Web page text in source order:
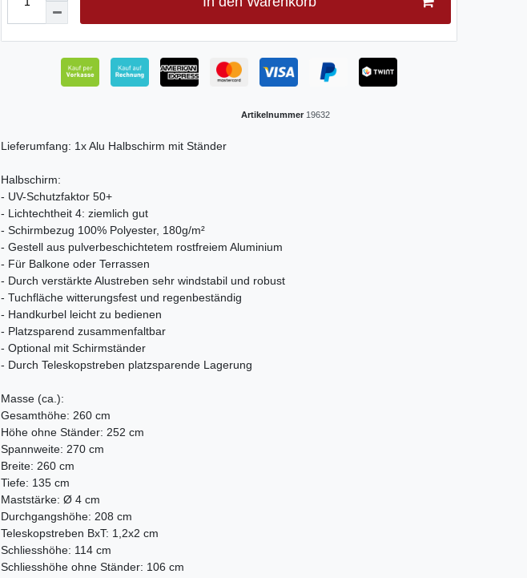
Artikelnummer 19632
Lieferumfang: 1x Alu Halbschirm mit Ständer
Halbschirm:
- UV-Schutzfaktor 50+
- Lichtechtheit 4: ziemlich gut
- Schirmbezug 100% Polyester, 180g/m²
- Gestell aus pulverbeschichtetem rostfreiem Aluminium
- Für Balkone oder Terrassen
- Durch verstärkte Alustreben sehr windstabil und robust
- Tuchfläche witterungsfest und regenbeständig
- Handkurbel leicht zu bedienen
- Platzsparend zusammenfaltbar
- Optional mit Schirmständer
- Durch Teleskopstreben platzsparende Lagerung
Masse (ca.):
Gesamthöhe: 260 cm
Höhe ohne Ständer: 252 cm
Spannweite: 270 cm
Breite: 260 cm
Tiefe: 135 cm
Maststärke: Ø 4 cm
Durchgangshöhe: 208 cm
Teleskopstreben BxT: 1,2x2 cm
Schliesshöhe: 114 cm
Schliesshöhe ohne Ständer: 106 cm